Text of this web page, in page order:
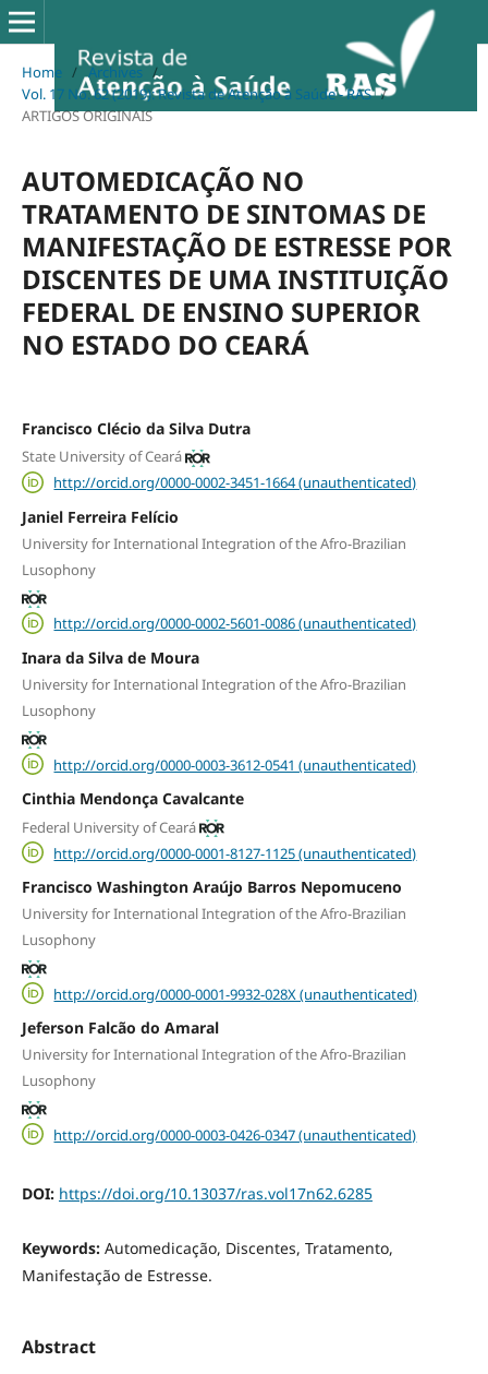
Home / Archives /
Vol. 17 No. 62 (2019): Revista de Atenção à Saúde - RAS /
ARTIGOS ORIGINAIS
AUTOMEDICAÇÃO NO
TRATAMENTO DE SINTOMAS DE
MANIFESTAÇÃO DE ESTRESSE POR
DISCENTES DE UMA INSTITUIÇÃO
FEDERAL DE ENSINO SUPERIOR
NO ESTADO DO CEARÁ
Francisco Clécio da Silva Dutra
State University of Ceará
http://orcid.org/0000-0002-3451-1664 (unauthenticated)
Janiel Ferreira Felício
University for International Integration of the Afro-Brazilian
Lusophony
http://orcid.org/0000-0002-5601-0086 (unauthenticated)
Inara da Silva de Moura
University for International Integration of the Afro-Brazilian
Lusophony
http://orcid.org/0000-0003-3612-0541 (unauthenticated)
Cinthia Mendonça Cavalcante
Federal University of Ceará
http://orcid.org/0000-0001-8127-1125 (unauthenticated)
Francisco Washington Araújo Barros Nepomuceno
University for International Integration of the Afro-Brazilian
Lusophony
http://orcid.org/0000-0001-9932-028X (unauthenticated)
Jeferson Falcão do Amaral
University for International Integration of the Afro-Brazilian
Lusophony
http://orcid.org/0000-0003-0426-0347 (unauthenticated)
DOI: https://doi.org/10.13037/ras.vol17n62.6285
Keywords: Automedicação, Discentes, Tratamento,
Manifestação de Estresse.
Abstract